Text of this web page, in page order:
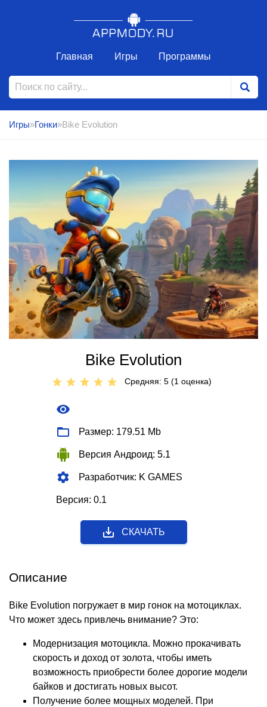
Главная Игры Программы
Игры»Гонки»Bike Evolution
Bike Evolution
Средняя: 5 (1 оценкa)
Размер: 179.51 Mb
Версия Андроид: 5.1
Разработчик: K GAMES
Версия: 0.1
СКАЧАТЬ
Описание
Bike Evolution погружает в мир гонок на мотоциклах.
Что может здесь привлечь внимание? Это:
Модернизация мотоцикла. Можно прокачивать
скорость и доход от золота, чтобы иметь
возможность приобрести более дорогие модели
байков и достигать новых высот.
Получение более мощных моделей. При